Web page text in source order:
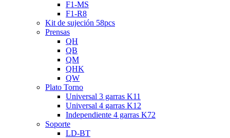
F1-MS
F1-R8
Kit de sujeción 58pcs
Prensas
QH
QB
QM
QHK
QW
Plato Torno
Universal 3 garras K11
Universal 4 garras K12
Independiente 4 garras K72
Soporte
LD-BT